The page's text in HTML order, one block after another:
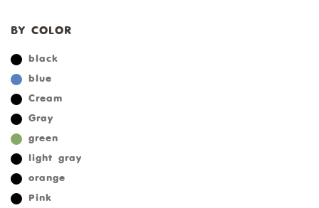
BY COLOR
black
blue
Cream
Gray
green
light gray
orange
Pink